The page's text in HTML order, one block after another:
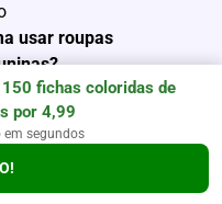
usar roupas
com milho branco e
no dia 24 de junho?
fichas coloridas de
por 4,99
em segundos